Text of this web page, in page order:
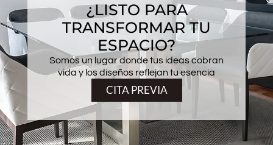
¿LISTO PARA
TRANSFORMAR TU
ESPACIO?
Somos un lugar donde tus ideas cobran
vida y los diseños reflejan tu esencia
CITA PREVIA